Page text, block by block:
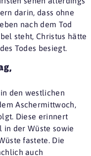
darin, dass ohne
nach dem Tod
steht, Christus hätte
Todes besiegt.
den westlichen
Aschermittwoch,
Diese erinnert
in der Wüste sowie
fastete. Die
auch